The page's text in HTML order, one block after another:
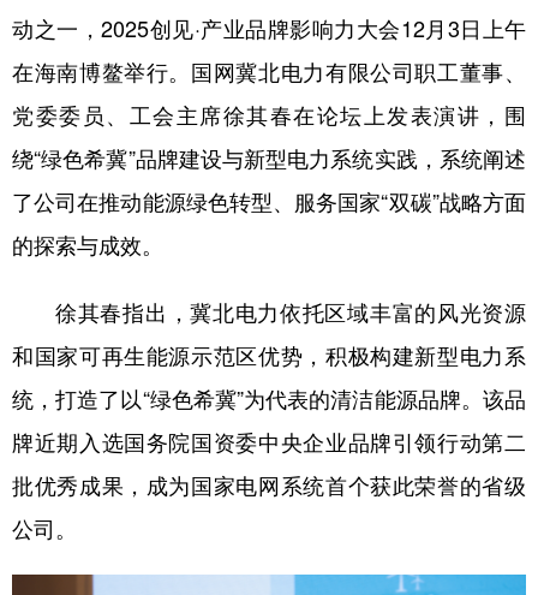
法律 中央文件 金融 汽车
食品 人居 信息化 数字经济
学术中国 乡村振兴 银龄 溯源中国
城市 旅游 能源 会展
彩票
公益 一带一路 亚太网 上市公司
文化产业
地方频道
动之一，2025创见·产业品牌影响力大会12月3日上午
在海南博鳌举行。国网冀北电力有限公司职工董事、
党委委员、工会主席徐其春在论坛上发表演讲，围
绕“绿色希冀”品牌建设与新型电力系统实践，系统阐述
了公司在推动能源绿色转型、服务国家“双碳”战略方面
的探索与成效。
徐其春指出，冀北电力依托区域丰富的风光资源
和国家可再生能源示范区优势，积极构建新型电力系
统，打造了以“绿色希冀”为代表的清洁能源品牌。该品
牌近期入选国务院国资委中央企业品牌引领行动第二
批优秀成果，成为国家电网系统首个获此荣誉的省级
公司。